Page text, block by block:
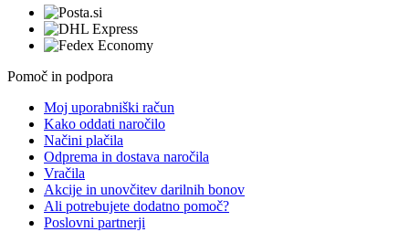
Pomoč in podpora
Moj uporabniški račun
Kako oddati naročilo
Načini plačila
Odprema in dostava naročila
Vračila
Akcije in unovčitev darilnih bonov
Ali potrebujete dodatno pomoč?
Poslovni partnerji